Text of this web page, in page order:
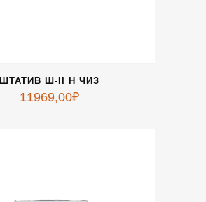
ШТАТИВ Ш-II Н ЧИЗ
11969,00₽